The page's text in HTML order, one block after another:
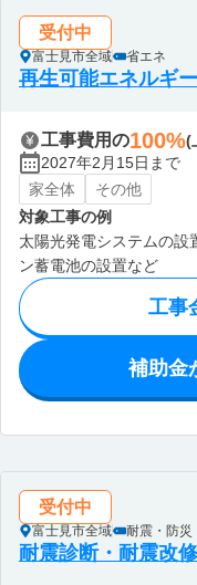
受付中
富士見市全域 省エネ
再生可能エネルギ
工事費用の100%(
2027年2月15日まで
家全体
その他
対象工事の例
太陽光発電システムの設
ン蓄電池の設置など
工事
補助金
受付中
富士見市全域 耐震・防災
耐震診断・耐震改